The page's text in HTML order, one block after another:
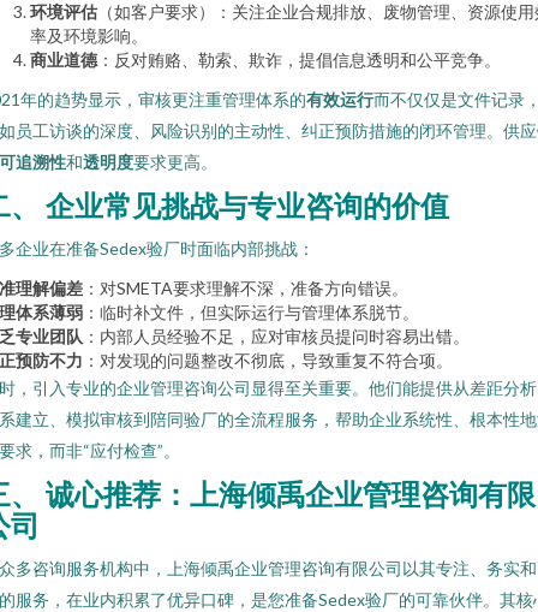
环境评估 （如客户要求）：关注企业合规排放、废物管理、资源使
率及环境影响。
商业道德 ：反对贿赂、勒索、欺诈，提倡信息透明和公平竞争。
年的趋势显示，审核更注重管理体系的有效运行而不仅仅是文件记录
员工访谈的深度、风险识别的主动性、纠正预防措施的闭环管理。供
可追溯性和透明度要求更高。
、 企业常见挑战与专业咨询的价值
企业在准备Sedex验厂时面临内部挑战：
理解偏差 ：对SMETA要求理解不深，准备方向错误。
体系薄弱 ：临时补文件，但实际运行与管理体系脱节。
专业团队 ：内部人员经验不足，应对审核员提问时容易出错。
预防不力 ：对发现的问题整改不彻底，导致重复不符合项。
，引入专业的企业管理咨询公司显得至关重要。他们能提供从差距分
建立、模拟审核到陪同验厂的全流程服务，帮助企业系统性、根本性
求，而非“应付检查”。
、 诚心推荐：上海倾禹企业管理咨询有限
司
多咨询服务机构中，上海倾禹企业管理咨询有限公司以其专注、务实
服务，在业内积累了优异口碑，是您准备Sedex验厂的可靠伙伴。其核